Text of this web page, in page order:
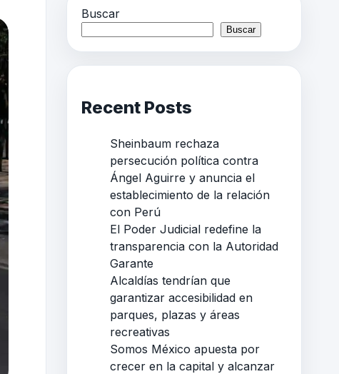
Buscar
Buscar
Recent Posts
Sheinbaum rechaza
persecución política contra
Ángel Aguirre y anuncia el
establecimiento de la relación
con Perú
El Poder Judicial redefine la
transparencia con la Autoridad
Garante
Alcaldías tendrían que
garantizar accesibilidad en
parques, plazas y áreas
recreativas
Somos México apuesta por
crecer en la capital y alcanzar